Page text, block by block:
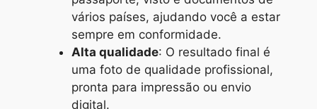
vários países, ajudando você a estar
sempre em conformidade.
Alta qualidade: O resultado final é
uma foto de qualidade profissional,
pronta para impressão ou envio
digital.